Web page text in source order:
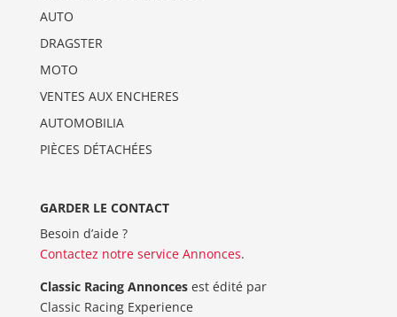
AUTO
DRAGSTER
MOTO
VENTES AUX ENCHERES
AUTOMOBILIA
PIÈCES DÉTACHÉES
GARDER LE CONTACT
Besoin d’aide ?
Contactez notre service Annonces.
Classic Racing Annoncesest édité par
Classic Racing Experience